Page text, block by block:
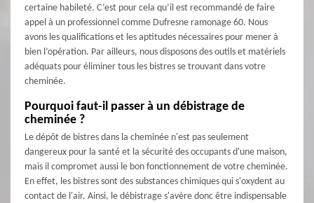
certaine habileté. C’est pour cela qu’il est recommandé de faire
appel à un professionnel comme Dufresne ramonage 60. Nous
avons les qualifications et les aptitudes nécessaires pour mener à
bien l’opération. Par ailleurs, nous disposons des outils et matériels
adéquats pour éliminer tous les bistres se trouvant dans votre
cheminée.
Pourquoi faut-il passer à un débistrage de
cheminée ?
Le dépôt de bistres dans la cheminée n'est pas seulement
dangereux pour la santé et la sécurité des occupants d'une maison,
mais il compromet aussi le bon fonctionnement de votre cheminée.
En effet, les bistres sont des substances chimiques qui s'oxydent au
contact de l'air. Ainsi, le débistrage s'avère donc être indispensable